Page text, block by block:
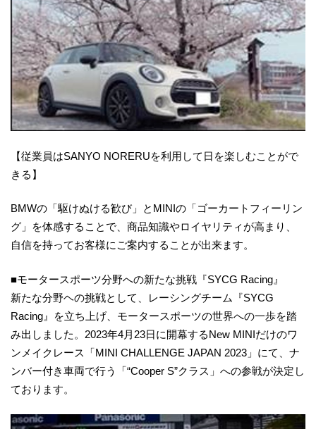
【従業員はSANYO NORERUを利用して日を楽しむことがで
きる】
BMWの「駆けぬける歓び」とMINIの「ゴーカートフィーリン
グ」を体感することで、商品知識やロイヤリティが高まり、
自信を持ってお客様にご案内することが出来ます。
■モータースポーツ分野への新たな挑戦『SYCG Racing』
新たな分野ヘの挑戦として、レーシングチーム『SYCG
Racing』を立ち上げ、モータースポーツの世界への一歩を踏
み出しました。2023年4月23日に開幕するNew MINIだけのワ
ンメイクレース「MINI CHALLENGE JAPAN 2023」にて、ナ
ンバー付き車両で行う「“Cooper S”クラス」への参戦が決定し
ております。